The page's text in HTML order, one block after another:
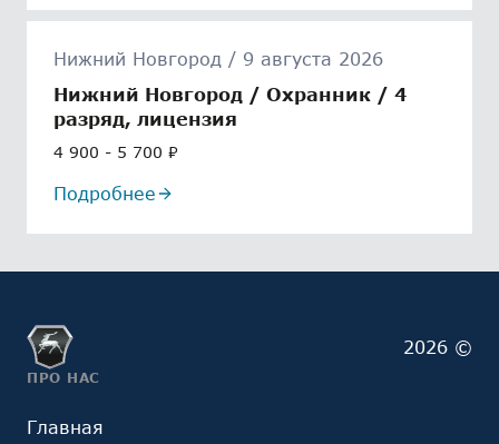
Нижний Новгород / 9 августа 2026
Нижний Новгород / Охранник / 4
разряд, лицензия
4 900 - 5 700 ₽
Подробнее
2026 ©
ПРО НАС
Главная